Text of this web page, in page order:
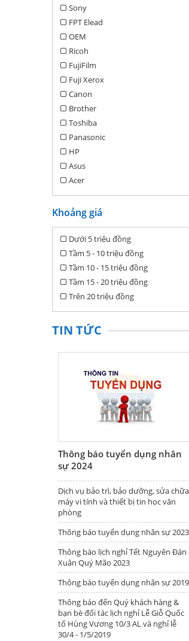
Sony
FPT Elead
OEM
Ricoh
FujiFilm
Fuji Xerox
Canon
Brother
Toshiba
Panasonic
HP
Asus
Acer
Khoảng giá
Dưới 5 triệu đồng
Tầm 5 - 10 triệu đồng
Tầm 10 - 15 triệu đồng
Tầm 15 - 20 triệu đồng
Trên 20 triệu đồng
TIN TỨC
Thông báo tuyển dụng nhân
sự 2024
Dịch vụ bảo trì, bảo dưỡng, sửa chữa
máy vi tính và thiết bị tin học văn
phòng
Thông báo tuyển dụng nhân sự 2023
Thông báo lịch nghỉ Tết Nguyên Đán
Xuân Quý Mão 2023
Thông báo tuyển dụng nhân sự 2019
Thông báo đến Quý khách hàng &
bạn bè đối tác lịch nghỉ Lễ Giỗ Quốc
tổ Hùng Vương 10/3 AL và nghỉ lễ
30/4 - 1/5/2019